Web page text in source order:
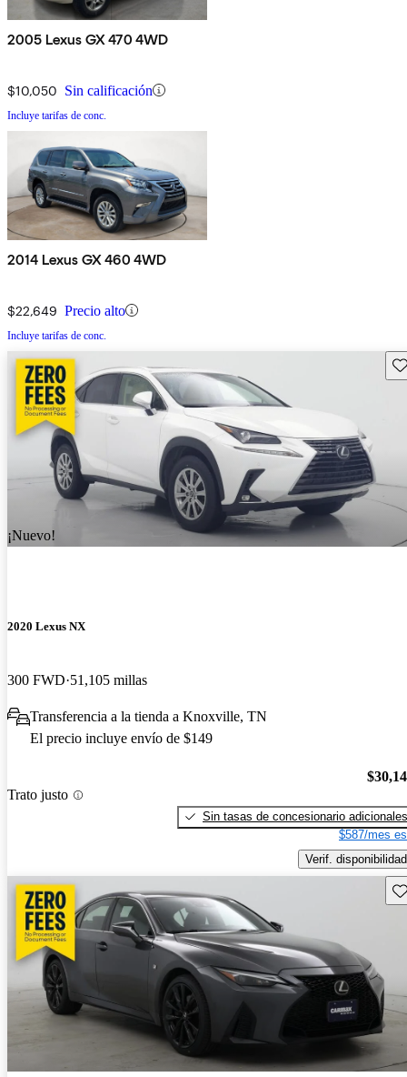
2005 Lexus GX 470 4WD
$10,050 Sin calificación
Incluye tarifas de conc.
2014 Lexus GX 460 4WD
$22,649 Precio alto
Incluye tarifas de conc.
¡Nuevo!
2020 Lexus NX
300 FWD 51,105 millas
Transferencia a la tienda a Knoxville, TN
El precio incluye envío de $149
Trato justo
Sin tasas de concesionario adicionales
$587/mes
Verif. disponibilidad